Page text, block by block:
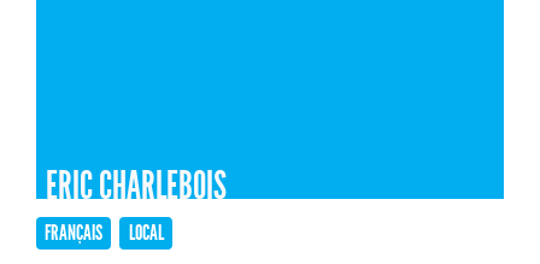
ERIC CHARLEBOIS
FRANÇAIS LOCAL